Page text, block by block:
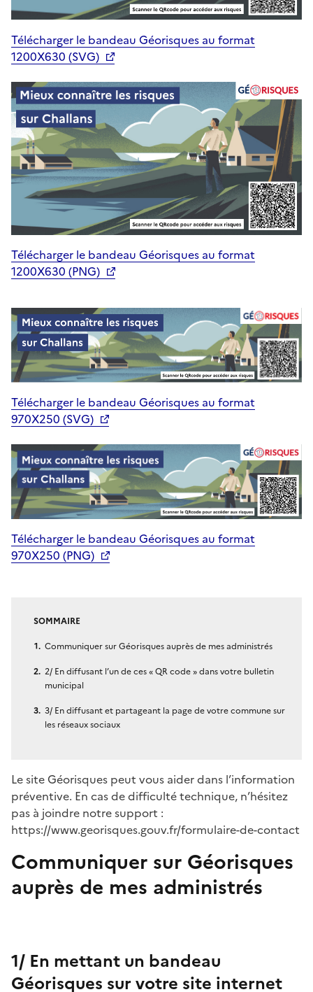
Télécharger le bandeau Géorisques au format
1200X630 (SVG)
Télécharger le bandeau Géorisques au format
1200X630 (PNG)
Télécharger le bandeau Géorisques au format
970X250 (SVG)
Télécharger le bandeau Géorisques au format
970X250 (PNG)
SOMMAIRE
Communiquer sur Géorisques auprès de mes administrés
2/ En diffusant l’un de ces « QR code » dans votre bulletin
municipal
3/ En diffusant et partageant la page de votre commune sur
les réseaux sociaux
Le site Géorisques peut vous aider dans l’information
préventive. En cas de difficulté technique, n’hésitez
pas à joindre notre support :
https://www.georisques.gouv.fr/formulaire-de-contact
Communiquer sur Géorisques
auprès de mes administrés
1/ En mettant un bandeau
Géorisques sur votre site internet